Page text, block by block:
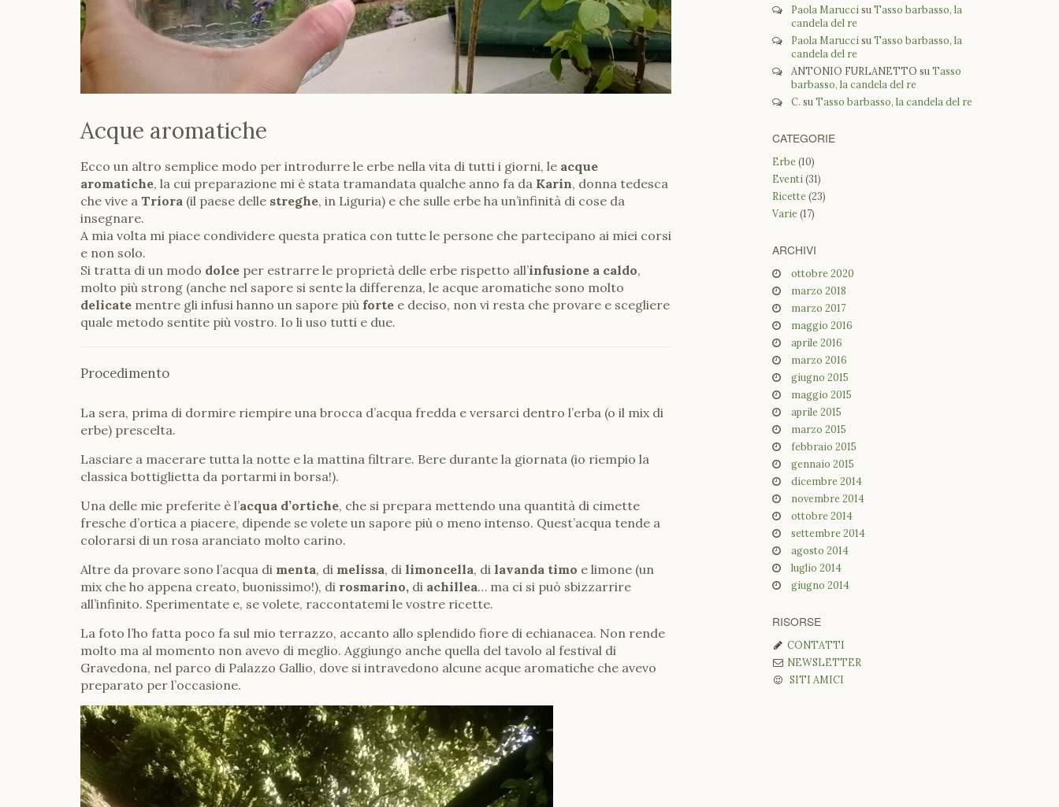
Acque aromatiche
Ecco un altro semplice modo per introdurre le erbe nella vita di tutti i giorni, le acque
aromatiche, la cui preparazione mi è stata tramandata qualche anno fa da Karin, donna tedesca
che vive a Triora (il paese delle streghe, in Liguria) e che sulle erbe ha un’infinità di cose da
insegnare.
A mia volta mi piace condividere questa pratica con tutte le persone che partecipano ai miei corsi
e non solo.
Si tratta di un modo dolce per estrarre le proprietà delle erbe rispetto all’infusione a caldo,
molto più strong (anche nel sapore si sente la differenza, le acque aromatiche sono molto
delicate mentre gli infusi hanno un sapore più forte e deciso, non vi resta che provare e scegliere
quale metodo sentite più vostro. Io li uso tutti e due.
Procedimento
La sera, prima di dormire riempire una brocca d’acqua fredda e versarci dentro l’erba (o il mix di
erbe) prescelta.
Lasciare a macerare tutta la notte e la mattina filtrare. Bere durante la giornata (io riempio la
classica bottiglietta da portarmi in borsa!).
Una delle mie preferite è l’acqua d’ortiche, che si prepara mettendo una quantità di cimette
fresche d’ortica a piacere, dipende se volete un sapore più o meno intenso. Quest’acqua tende a
colorarsi di un rosa aranciato molto carino.
Altre da provare sono l’acqua di menta, di melissa, di limoncella, di lavanda timo e limone (un
mix che ho appena creato, buonissimo!), di rosmarino, di achillea… ma ci si può sbizzarrire
all’infinito. Sperimentate e, se volete, raccontatemi le vostre ricette.
La foto l’ho fatta poco fa sul mio terrazzo, accanto allo splendido fiore di echianacea. Non rende
molto ma al momento non avevo di meglio. Aggiungo anche quella del tavolo al festival di
Gravedona, nel parco di Palazzo Gallio, dove si intravedono alcune acque aromatiche che avevo
preparato per l’occasione.
Paola Marucci su Tasso barbasso, la
candela del re
Paola Marucci su Tasso barbasso, la
candela del re
ANTONIO FURLANETTO su Tasso
barbasso, la candela del re
C. su Tasso barbasso, la candela del re
CATEGORIE
Erbe(10)
Eventi (31)
Ricette(23)
Varie(17)
ARCHIVI
ottobre 2020
marzo 2018
marzo 2017
maggio 2016
aprile 2016
marzo 2016
giugno 2015
maggio 2015
aprile 2015
marzo 2015
febbraio 2015
gennaio 2015
dicembre 2014
novembre 2014
ottobre 2014
settembre 2014
agosto 2014
luglio 2014
giugno 2014
RISORSE
CONTATTI
NEWSLETTER
SITI AMICI